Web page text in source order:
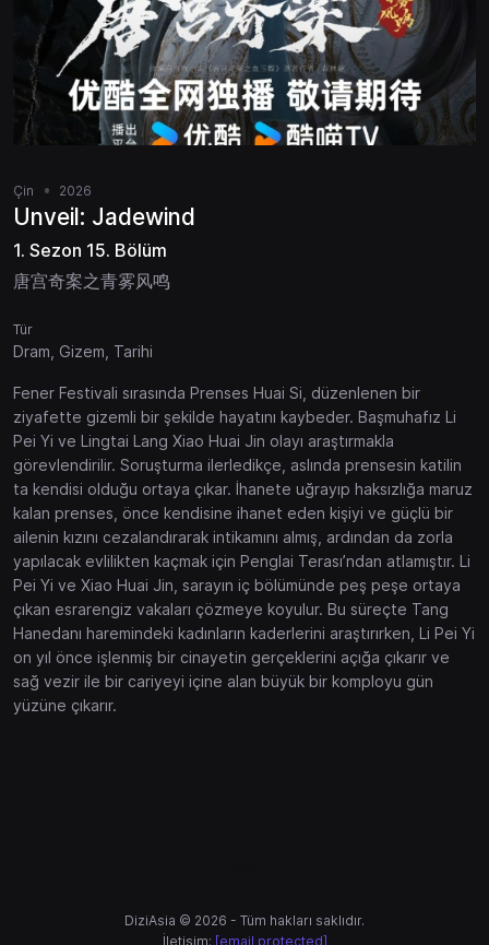
Çin 2026
Unveil: Jadewind
1. Sezon 15. Bölüm
唐宫奇案之青雾风鸣
Tür
Dram, Gizem, Tarihi
Fener Festivali sırasında Prenses Huai Si, düzenlenen bir
ziyafette gizemli bir şekilde hayatını kaybeder. Başmuhafız Li
Pei Yi ve Lingtai Lang Xiao Huai Jin olayı araştırmakla
görevlendirilir. Soruşturma ilerledikçe, aslında prensesin katilin
ta kendisi olduğu ortaya çıkar. İhanete uğrayıp haksızlığa maruz
kalan prenses, önce kendisine ihanet eden kişiyi ve güçlü bir
ailenin kızını cezalandırarak intikamını almış, ardından da zorla
yapılacak evlilikten kaçmak için Penglai Terası’ndan atlamıştır. Li
Pei Yi ve Xiao Huai Jin, sarayın iç bölümünde peş peşe ortaya
çıkan esrarengiz vakaları çözmeye koyulur. Bu süreçte Tang
Hanedanı haremindeki kadınların kaderlerini araştırırken, Li Pei Yi
on yıl önce işlenmiş bir cinayetin gerçeklerini açığa çıkarır ve
sağ vezir ile bir cariyeyi içine alan büyük bir komployu gün
yüzüne çıkarır.
DiziAsia © 2026 - Tüm hakları saklıdır.
İletişim: [email protected]